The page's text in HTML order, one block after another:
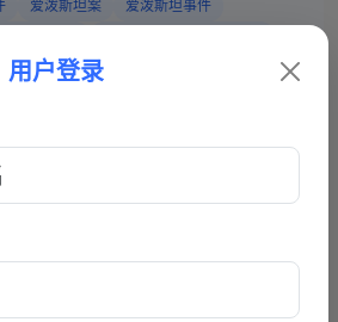
爱泼斯坦案
爱泼斯坦事件
事件 金刻羽父亲
波：黑料明星华晨宇事件复盘，流量与
瓜 河南周口 丁女士/丁敬芝称 她14岁时
15岁的她在绝望中生下了孩子 长期SM
乳女神乔乔子百万粉丝极品尤物身材纤
用户登录